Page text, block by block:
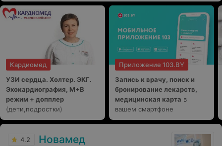
Кардиомед
УЗИ сердца. Холтер. ЭКГ.
Эхокардиография, М+В
режим + допплер
(дети,подростки)
Приложение 103.BY
Запись к врачу, поиск и
бронирование лекарств,
медицинская карта в
вашем смартфоне
4.2 Новамед